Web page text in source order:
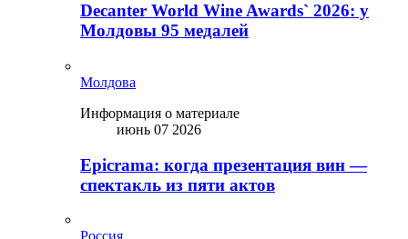
Decanter World Wine Awards` 2026: у
Молдовы 95 медалей
Молдова
Информация о материале
июнь 07 2026
Epicrama: когда презентация вин —
спектакль из пяти актов